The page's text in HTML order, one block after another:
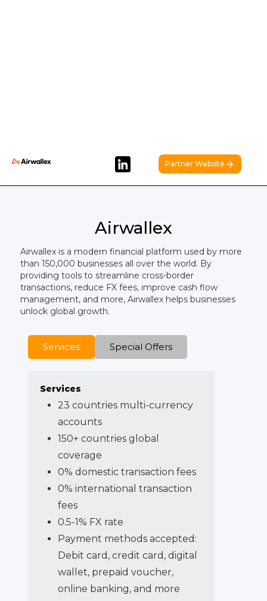
Partner Website
Airwallex
Airwallex is a modern financial platform used by more
than 150,000 businesses all over the world. By
providing tools to streamline cross-border
transactions, reduce FX fees, improve cash flow
management, and more, Airwallex helps businesses
unlock global growth.
Services Special Offers
Services
23 countries multi-currency
accounts
150+ countries global
coverage
0% domestic transaction fees
0% international transaction
fees
0.5-1% FX rate
Payment methods accepted:
Debit card, credit card, digital
wallet, prepaid voucher,
online banking, and more